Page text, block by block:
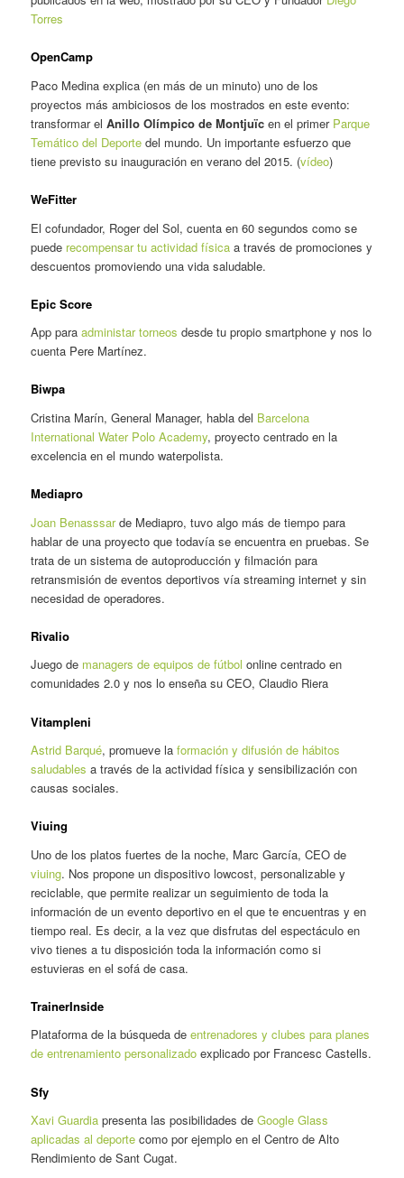
Torres
OpenCamp
Paco Medina explica (en más de un minuto) uno de los
proyectos más ambiciosos de los mostrados en este evento:
transformar elAnillo Olímpico de Montjuïc en el primer Parque
Temático del Deporte del mundo. Un importante esfuerzo que
tiene previsto su inauguración en verano del 2015. (vídeo)
WeFitter
El cofundador, Roger del Sol, cuenta en 60 segundos como se
puede recompensar tu actividad física a través de promociones y
descuentos promoviendo una vida saludable.
Epic Score
App paraadministar torneos desde tu propio smartphone y nos lo
cuenta Pere Martínez.
Biwpa
Cristina Marín, General Manager, habla del Barcelona
International Water Polo Academy, proyecto centrado en la
excelencia en el mundo waterpolista.
Mediapro
Joan Benasssarde Mediapro, tuvo algo más de tiempo para
hablar de una proyecto que todavía se encuentra en pruebas. Se
trata de un sistema de autoproducción y filmación para
retransmisión de eventos deportivos vía streaming internet y sin
necesidad de operadores.
Rivalio
Juego de managers de equipos de fútbol online centrado en
comunidades 2.0 y nos lo enseña su CEO, Claudio Riera
Vitampleni
Astrid Barqué, promueve laformación y difusión de hábitos
saludables a través de la actividad física y sensibilización con
causas sociales.
Viuing
Uno de los platos fuertes de la noche, Marc García, CEO de
viuing. Nos propone un dispositivo lowcost, personalizable y
reciclable, que permite realizar un seguimiento de toda la
información de un evento deportivo en el que te encuentras y en
tiempo real. Es decir, a la vez que disfrutas del espectáculo en
vivo tienes a tu disposición toda la información como si
estuvieras en el sofá de casa.
TrainerInside
Plataforma de la búsqueda deentrenadores y clubes para planes
de entrenamiento personalizado explicado por Francesc Castells.
Sfy
Xavi Guardia presenta las posibilidades deGoogle Glass
aplicadas al deporte como por ejemplo en el Centro de Alto
Rendimiento de Sant Cugat.